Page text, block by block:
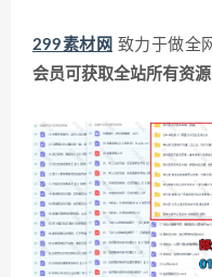
299素材网 致力于做全
会员可获取全站所有资源